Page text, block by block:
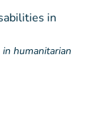
humanitarian